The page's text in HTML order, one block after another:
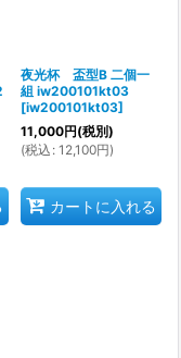
夜光杯 盃型B 二個一
組 iw200101kt03
[iw200101kt03]
11,000円(税別)
(税込 : 12,100円)
カートに入れる